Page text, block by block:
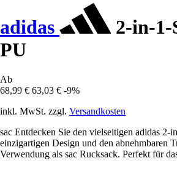
adidas
2-in-1-
PU
Ab
68,99 € 63,03 € -9%
inkl. MwSt. zzgl. Versandkosten
sac Entdecken Sie den vielseitigen adidas 2-
einzigartigen Design und den abnehmbaren
Verwendung als sac Rucksack. Perfekt für